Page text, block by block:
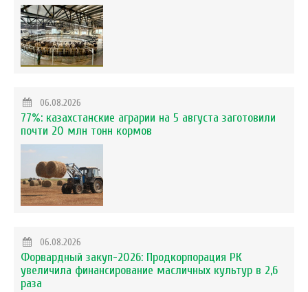
06.08.2026
77%: казахстанские аграрии на 5 августа заготовили
почти 20 млн тонн кормов
06.08.2026
Форвардный закуп-2026: Продкорпорация РК
увеличила финансирование масличных культур в 2,6
раза